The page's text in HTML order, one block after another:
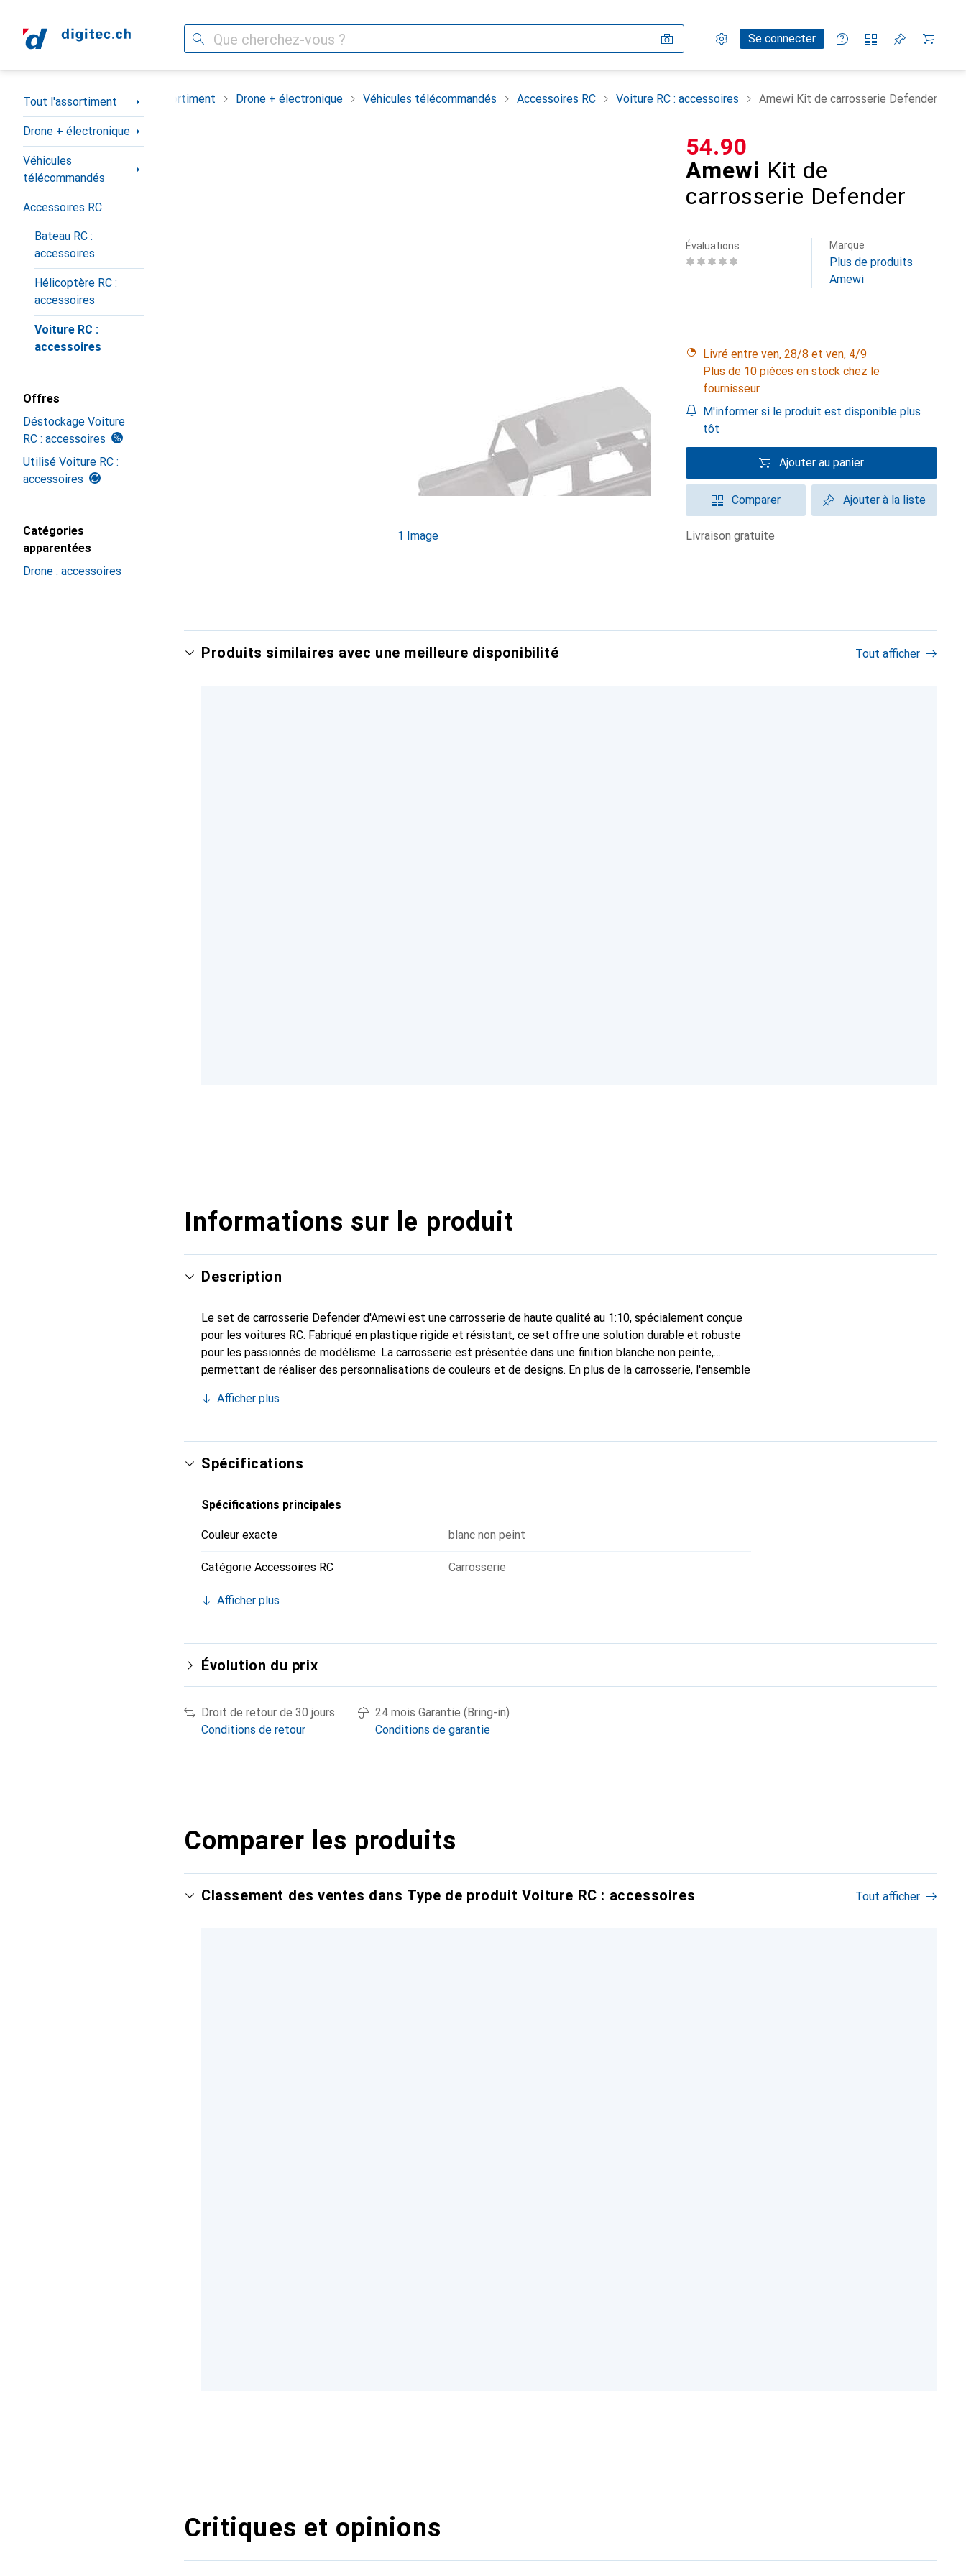
Recherche Paramètres
Compte clientSe connecter
Listes de comparaison
Listes d'envies
Panier
Navigation par catégorie
Tout l'assortiment
Drone + électronique
Véhicules
télécommandés
Accessoires RC
Bateau RC :
accessoires
Hélicoptère RC :
accessoires
Voiture RC :
accessoires
Offres
Déstockage Voiture
RC : accessoires
Utilisé Voiture RC :
accessoires
Catégories
apparentées
Drone : accessoires
Tout l'assortiment Drone + électronique Véhicules télécommandés Accessoires RC Voiture RC : accessoires Amewi Kit de carrosserie Defender
1 Image
Amewi Kit de
carrosserie Defender
CHF
54.90
Évaluations Marque
Plus de produits
Amewi
Livré entre ven, 28/8 et ven, 4/9
Plus de 10 pièces en stock chez le
fournisseur
M'informer si le produit est disponible plus
tôt
Ajouter au panier
Comparer Ajouter à la liste
livraison gratuite
Produits similaires avec une meilleure disponibilité Tout afficher
Informations sur le produit
Description
Le set de carrosserie Defender d'Amewi est une carrosserie de haute qualité au 1:10, spécialement conçue
pour les voitures RC. Fabriqué en plastique rigide et résistant, ce set offre une solution durable et robuste
pour les passionnés de modélisme. La carrosserie est présentée dans une finition blanche non peinte,
permettant de réaliser des personnalisations de couleurs et de designs. En plus de la carrosserie, l'ensemble
modèle. Avec un empattement de 275 mm, ce set de carrosserie est idéal pour différents modèles de
de carrosserie Defender est un excellent choix pour ceux qui apprécient la qualité et la flexibilité.
Afficher plus
Spécifications
Spécifications principales
Couleur exacte blanc non peint
Catégorie Accessoires RC Carrosserie
Afficher plus
Évolution du prix
Droit de retour de 30 jours
Conditions de retour
24 mois Garantie (Bring-in)
Conditions de garantie
Comparer les produits
Classement des ventes dans Type de produit Voiture RC : accessoires Tout afficher
Critiques et opinions